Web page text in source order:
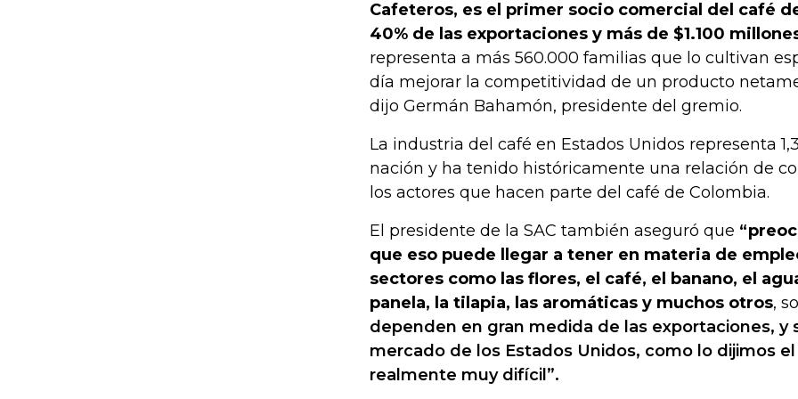
Cafeteros, es el primer socio comercial del café
40% de las exportaciones y más de $1.100
representa a más 560.000 familias que lo cultivan
día mejorar la competitividad de un producto
dijo Germán Bahamón, presidente del gremio.
La industria del café en Estados Unidos representa
nación y ha tenido históricamente una relación de
los actores que hacen parte del café de Colombia.
El presidente de la SAC también aseguró que
que eso puede llegar a tener en materia de
sectores como las flores, el café, el banano, el
panela, la tilapia, las aromáticas y muchos otros, so
dependen en gran medida de las exportaciones, y
mercado de los Estados Unidos, como lo dijimos
realmente muy difícil”.